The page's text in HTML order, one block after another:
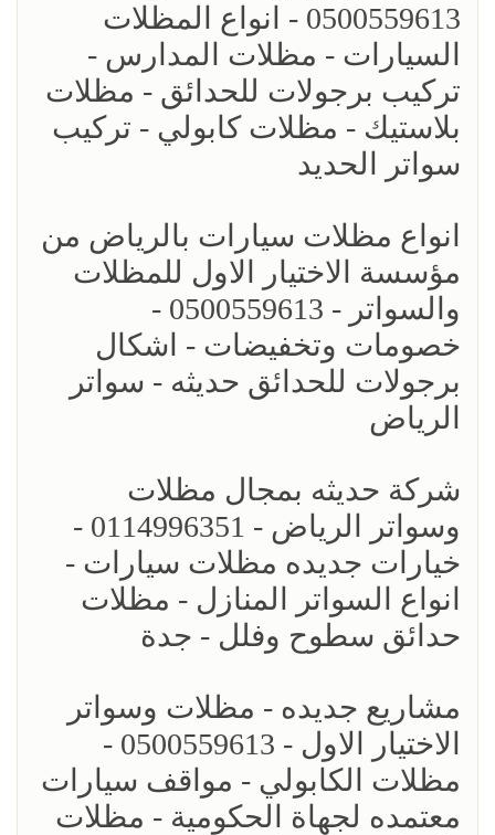
0500559613 - انواع المظلات
السيارات - مظلات المدارس -
تركيب برجولات للحدائق - مظلات
بلاستيك - مظلات كابولي - تركيب
سواتر الحديد
انواع مظلات سيارات بالرياض من
مؤسسة الاختيار الاول للمظلات
والسواتر - 0500559613 -
خصومات وتخفيضات - اشكال
برجولات للحدائق حديثه - سواتر
الرياض
شركة حديثه بمجال مظلات
وسواتر الرياض - 0114996351 -
خيارات جديده مظلات سيارات -
انواع السواتر المنازل - مظلات
حدائق سطوح وفلل - جدة
مشاريع جديده - مظلات وسواتر
الاختيار الاول - 0500559613 -
مظلات الكابولي - مواقف سيارات
معتمده لجهاة الحكومية - مظلات